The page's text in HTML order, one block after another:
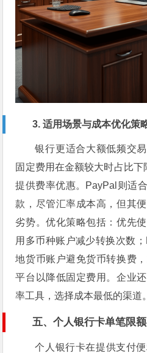
3. 适用场景与成本优化策
银行更适合大额低频交
固定费用在金额较大时占比
提供费率优惠。PayPal则适
款，尽管汇率成本高，但其
劣势。优化策略包括：优先
用多币种账户减少转换次数
地货币账户避免货币转换费
平台以降低固定费用。企业
率工具，选择成本最低的渠道。
五、个人银行卡单笔限
个人银行卡在提供支付